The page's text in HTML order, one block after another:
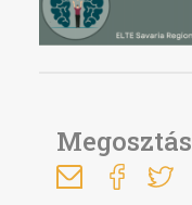
Megosztás